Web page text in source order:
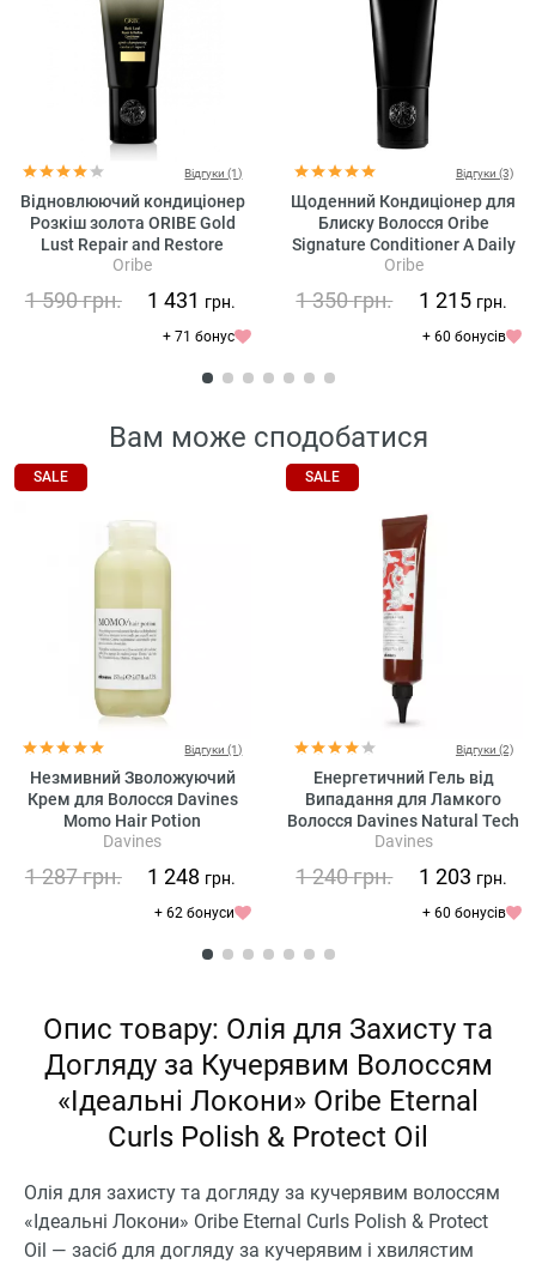
Відгуки (1)
Відновлюючий кондиціонер
Розкіш золота ORIBE Gold
Lust Repair and Restore
Conditioner
Oribe
1 590грн. 1 431 грн.
+ 71 бонус
Відгуки (3)
Щоденний Кондиціонер для
Блиску Волосся Oribe
Signature Conditioner A Daily
Indulgence
Oribe
1 350грн. 1 215 грн.
+ 60 бонусів
Вам може сподобатися
SALE
Відгуки (1)
Незмивний Зволожуючий
Крем для Волосся Davines
Momo Hair Potion
Davines
1 287грн. 1 248 грн.
+ 62 бонуси
SALE
Відгуки (2)
Енергетичний Гель від
Випадання для Ламкого
Волосся Davines Natural Tech
Energizing Gel
Davines
1 240грн. 1 203 грн.
+ 60 бонусів
Опис товару: Олія для Захисту та
Догляду за Кучерявим Волоссям
«Ідеальні Локони» Oribe Eternal
Curls Polish & Protect Oil
Олія для захисту та догляду за кучерявим волоссям
«Ідеальні Локони» Oribe Eternal Curls Polish & Protect
Oil — засіб для догляду за кучерявим і хвилястим